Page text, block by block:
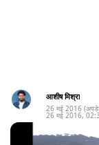
आशीष मिश्रा
26 मई 2016
26 मई 2016,